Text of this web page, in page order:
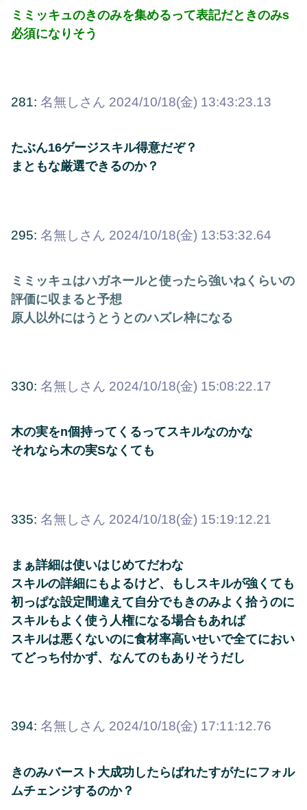
ミミッキュのきのみを集めるって表記だときのみs
必須になりそう
281: 名無しさん 2024/10/18(金) 13:43:23.13
たぶん16ゲージスキル得意だぞ？
まともな厳選できるのか？
295: 名無しさん 2024/10/18(金) 13:53:32.64
ミミッキュはハガネールと使ったら強いねくらいの
評価に収まると予想
原人以外にはうとうとのハズレ枠になる
330: 名無しさん 2024/10/18(金) 15:08:22.17
木の実をn個持ってくるってスキルなのかな
それなら木の実Sなくても
335: 名無しさん 2024/10/18(金) 15:19:12.21
まぁ詳細は使いはじめてだわな
スキルの詳細にもよるけど、もしスキルが強くても
初っぱな設定間違えて自分でもきのみよく拾うのに
スキルもよく使う人権になる場合もあれば
スキルは悪くないのに食材率高いせいで全てにおい
てどっち付かず、なんてのもありそうだし
394: 名無しさん 2024/10/18(金) 17:11:12.76
きのみバースト大成功したらばれたすがたにフォル
ムチェンジするのか？